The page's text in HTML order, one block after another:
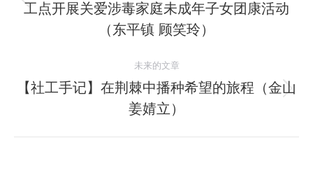
导
历
史
文
章：
工点开展关爱涉毒家庭未成年子女团康活动
（东平镇 顾笑玲）
未来的文章
未
来
的
【社工手记】在荆棘中播种希望的旅程（金山
姜婧立）